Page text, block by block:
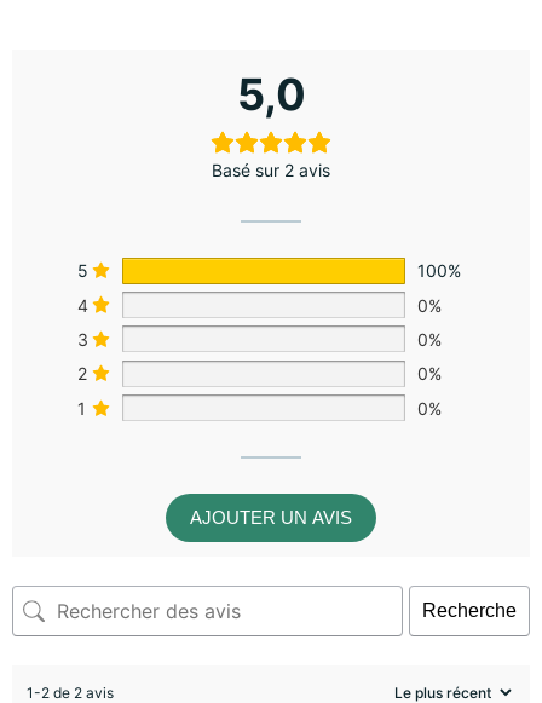
5,0
Basé sur 2 avis
5
100%
4
0%
3
0%
2
0%
1
0%
AJOUTER UN AVIS
Recherche
1-2 de 2 avis